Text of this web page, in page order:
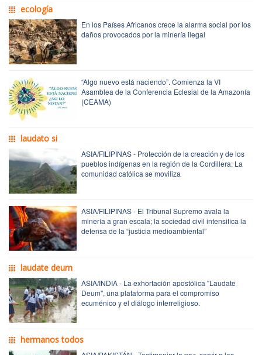
ecología
En los Países Africanos crece la alarma social por los
daños provocados por la minería ilegal
“Algo nuevo está naciendo”. Comienza la VI
Asamblea de la Conferencia Eclesial de la Amazonía
(CEAMA)
laudato si
ASIA/FILIPINAS - Protección de la creación y de los
pueblos indígenas en la región de la Cordillera: La
comunidad católica se moviliza
ASIA/FILIPINAS - El Tribunal Supremo avala la
minería a gran escala; la sociedad civil intensifica la
defensa de la “justicia medioambiental”
laudate deum
ASIA/INDIA - La exhortación apostólica "Laudate
Deum", una plataforma para el compromiso
ecuménico y el diálogo interreligioso.
hermanos todos